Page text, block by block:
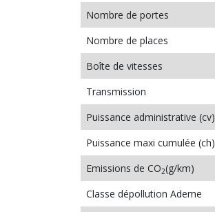
Nombre de portes
Nombre de places
Boîte de vitesses
Transmission
Puissance administrative (cv)
Puissance maxi cumulée (ch)
Emissions de CO2(g/km)
Classe dépollution Ademe